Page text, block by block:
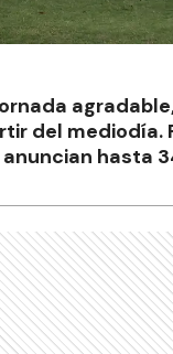
del mediodía.
hasta